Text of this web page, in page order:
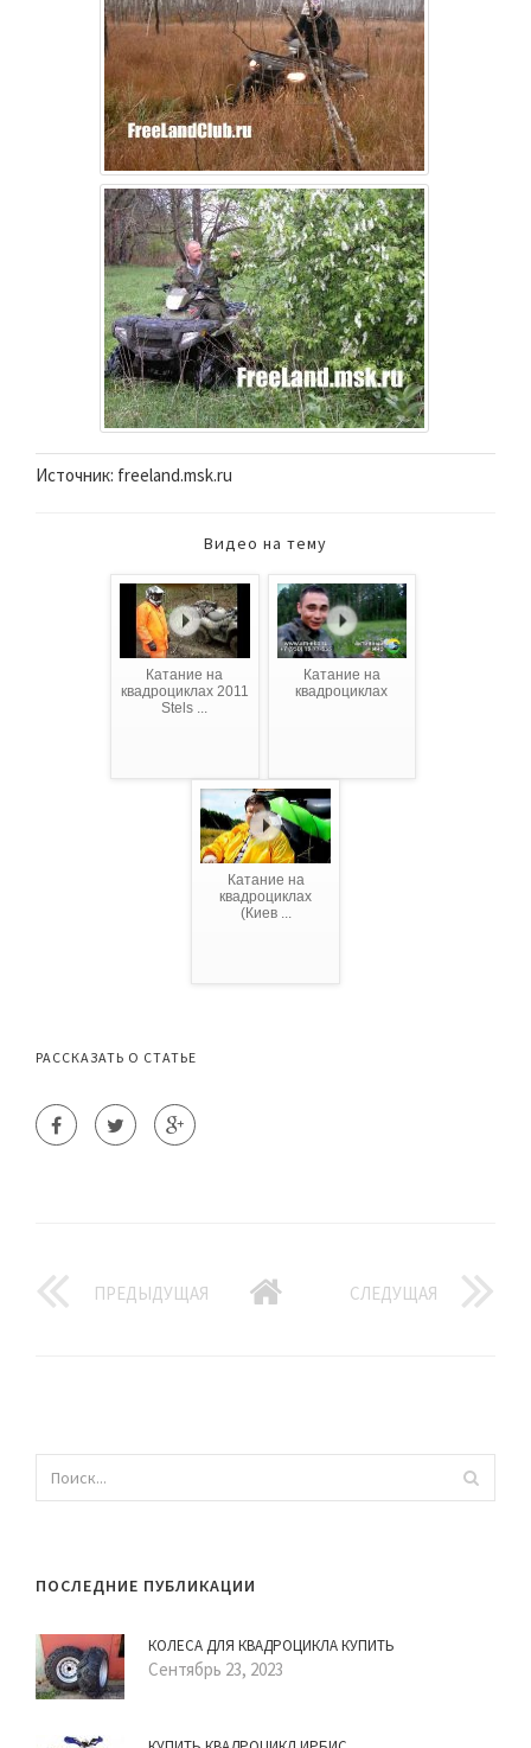
Источник: freeland.msk.ru
Видео на тему
Катание на
квадроциклах 2011
Stels ...
Катание на
квадроциклах
Катание на
квадроциклах
(Киев ...
РАССКАЗАТЬ О СТАТЬЕ
ПРЕДЫДУЩАЯ СЛЕДУЩАЯ
ПОСЛЕДНИЕ ПУБЛИКАЦИИ
КОЛЕСА ДЛЯ КВАДРОЦИКЛА КУПИТЬ
Сентябрь 23, 2023